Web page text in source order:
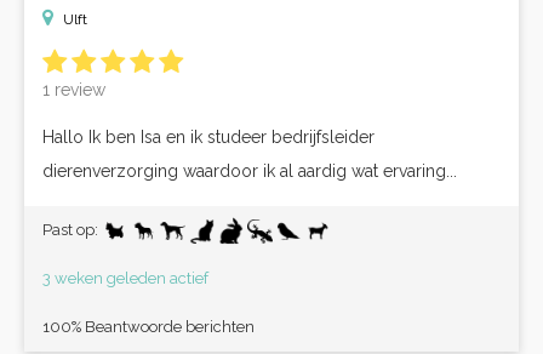
Ulft
1 review
Hallo Ik ben Isa en ik studeer bedrijfsleider
dierenverzorging waardoor ik al aardig wat ervaring...
Past op:
3 weken geleden actief
100% Beantwoorde berichten